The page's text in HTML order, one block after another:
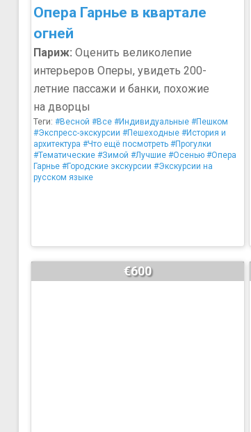
Опера Гарнье в квартале
огней
Париж: Оценить великолепие
интерьеров Оперы, увидеть 200-
летние пассажи и банки, похожие
на дворцы
Теги: #Весной #Все #Индивидуальные #Пешком
#Экспресс-экскурсии #Пешеходные #История и
архитектура #Что ещё посмотреть #Прогулки
#Тематические #Зимой #Лучшие #Осенью #Опера
Гарнье #Городские экскурсии #Экскурсии на
русском языке
€600